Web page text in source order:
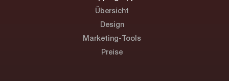
Übersicht
Design
Marketing-Tools
Preise